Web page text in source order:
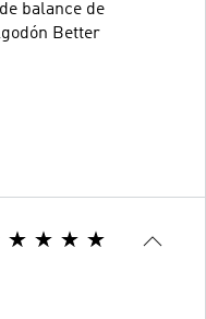
balance de
Better